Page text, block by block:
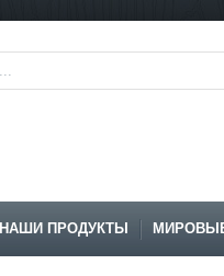
НАШИ ПРОДУКТЫ